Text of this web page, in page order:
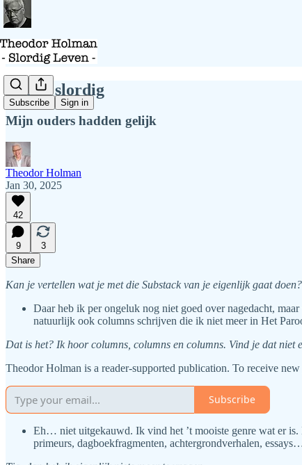
Subscribe Sign in
Ik ben slordig
Mijn ouders hadden gelijk
Theodor Holman
Jan 30, 2025
42
9
3
Share
Kan je vertellen wat je met die Substack van je eigenlijk gaat doen?
Daar heb ik per ongeluk nog niet goed over nagedacht,
natuurlijk ook columns schrijven die ik niet meer in Het
Dat is het? Ik hoor columns, columns en columns. Vind je dat niet
Theodor Holman is a reader-supported publication. To receive
Subscribe
Eh… niet uitgekauwd. Ik vind het ’t mooiste genre wat er
primeurs, dagboekfragmenten, achtergrondverhalen,